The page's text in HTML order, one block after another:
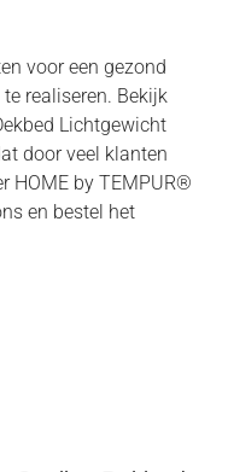
voor een gezond
realiseren. Bekijk
Lichtgewicht
door veel klanten
HOME by TEMPUR®
en bestel het